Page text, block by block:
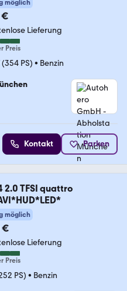
möglich
€
Lieferung
Preis
PS) • Benzin
Kontakt Parken
2.0 TFSI quattro
möglich
€
Lieferung
Preis
PS) • Benzin